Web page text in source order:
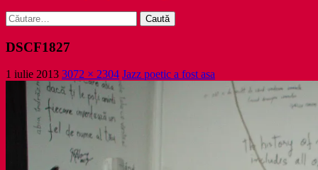
Caută
după:
DSCF1827
1 iulie 2013 3072 × 2304 Jazz poetic a fost asa